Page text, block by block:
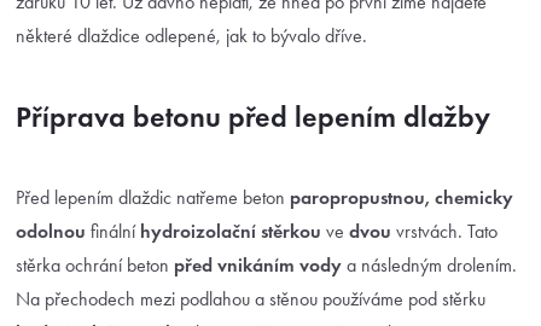
některé dlaždice odlepené, jak to bývalo dříve.
Příprava betonu před lepením dlažby
Před lepením dlaždic natřeme beton paropropustnou, chemicky
odolnou finální hydroizolační stěrkou ve dvou vrstvách. Tato
stěrka ochrání beton před vnikáním vody a následným drolením.
Na přechodech mezi podlahou a stěnou používáme pod stěrku